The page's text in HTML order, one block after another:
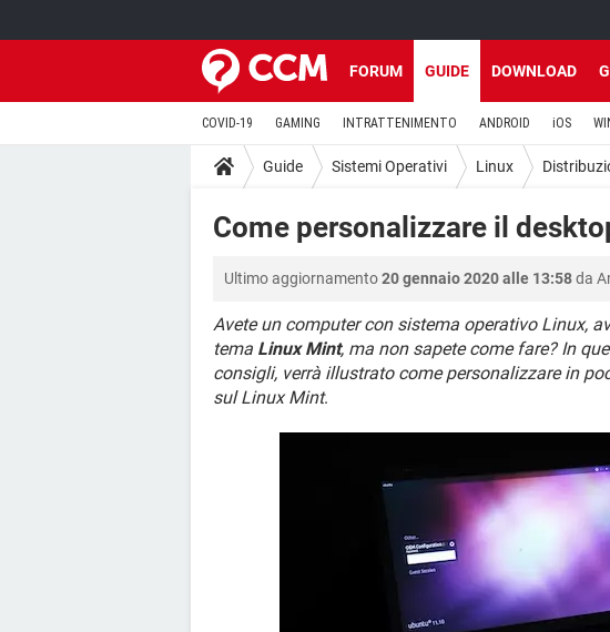
FORUM GUIDE DOWNLOAD
COVID-19 GAMING INTRATTENIMENTO ANDROID iOS
Guide Sistemi Operativi Linux
Come personalizzare il
Ultimo aggiornamento20 gennaio 2020 alle 13:58da
Avete un computer con sistema operativo Linux,
tema Linux Mint, ma non sapete come fare? In
consigli, verrà illustrato come personalizzare in
sul Linux Mint.